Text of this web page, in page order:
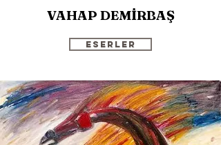
VAHAP DEMİRBAŞ
Eserler